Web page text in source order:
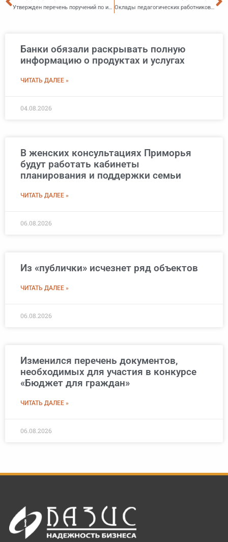
Утвержден перечень поручений по итогам летнего визита Президента в Якутию Оклады педагогических работников Приморья увеличены
Банки обязали раскрывать полную
информацию о продуктах и услугах
ЧИТАТЬ ДАЛЕЕ »
04.08.2026
В женских консультациях Приморья
будут работать кабинеты
планирования и поддержки семьи
ЧИТАТЬ ДАЛЕЕ »
06.08.2026
Из «публички» исчезнет ряд объектов
ЧИТАТЬ ДАЛЕЕ »
06.08.2026
Изменился перечень документов,
необходимых для участия в конкурсе
«Бюджет для граждан»
ЧИТАТЬ ДАЛЕЕ »
06.08.2026